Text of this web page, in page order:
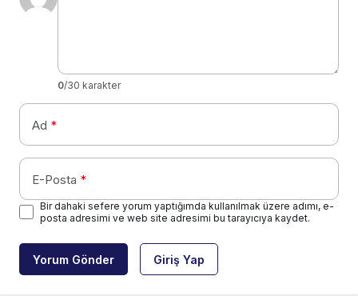
0/30 karakter
Ad *
E-Posta *
Bir dahaki sefere yorum yaptığımda kullanılmak üzere adımı, e-
posta adresimi ve web site adresimi bu tarayıcıya kaydet.
Yorum Gönder Giriş Yap